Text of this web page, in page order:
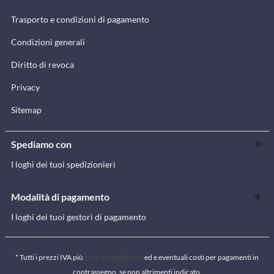
Trasporto e condizioni di pagamento
Condizioni generali
Diritto di revoca
Privacy
Sitemap
Spediamo con
I loghi dei tuoi spedizionieri
Modalità di pagamento
I loghi dei tuoi gestori di pagamento
* Tutti i prezzi IVA più
ed e eventuali costi per pagamenti in
contrassegno, se non altrimenti indicato.